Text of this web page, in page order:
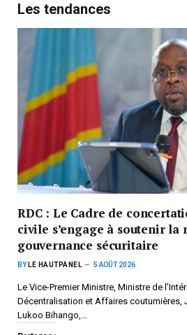
Les tendances
RDC : Le Cadre de
civile s’engage à soutenir la
gouvernance sécuritaire
BY LE HAUTPANEL 5 AOÛT 2026
Le Vice-Premier Ministre, Ministre de
Décentralisation et Affaires coutumières,
Lukoo Bihango,…